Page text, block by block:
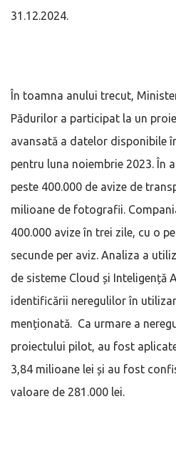
31.12.2024.
În toamna anului trecut,
Pădurilor a participat la un
avansată a datelor disponibile
pentru luna noiembrie 2023. În
peste 400.000 de avize de
milioane de fotografii.
400.000 avize în trei zile, cu o
secunde per aviz. Analiza a
de sisteme Cloud și Inteligență
identificării neregulilor în
menționată. Ca urmare a
proiectului pilot, au fost
3,84 milioane lei și au fost
valoare de 281.000 lei.